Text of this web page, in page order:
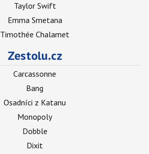
Taylor Swift
Emma Smetana
Timothée Chalamet
Zestolu.cz
Carcassonne
Bang
Osadníci z Katanu
Monopoly
Dobble
Dixit